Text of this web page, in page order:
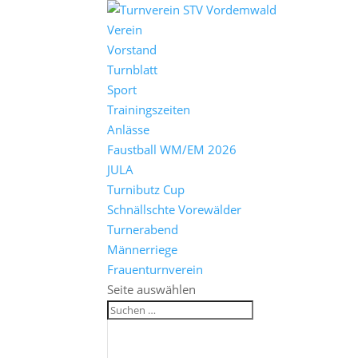
Verein
Vorstand
Turnblatt
Sport
Trainingszeiten
Anlässe
Faustball WM/EM 2026
JULA
Turnibutz Cup
Schnällschte Vorewälder
Turnerabend
Männerriege
Frauenturnverein
Seite auswählen